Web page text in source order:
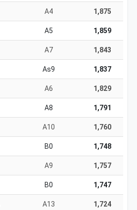
A4 1,875
A5 1,859
A7 1,843
As9 1,837
A6 1,829
A8 1,791
A10 1,760
B0 1,748
A9 1,757
B0 1,747
A13 1,724